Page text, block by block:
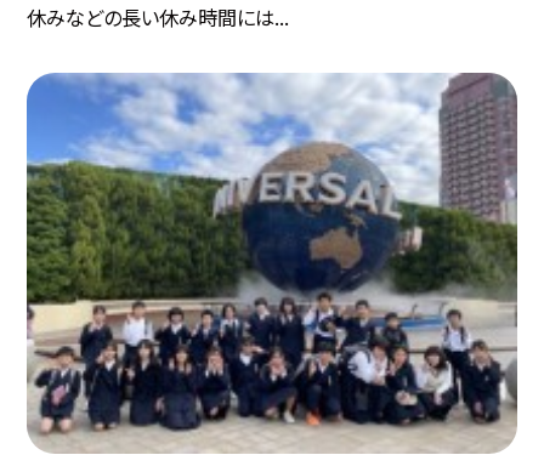
休みなどの長い休み時間には...